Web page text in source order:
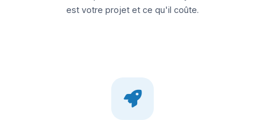
est votre projet et ce qu'il coûte.